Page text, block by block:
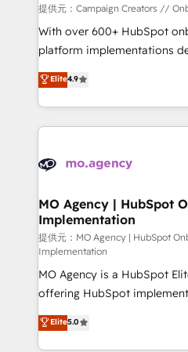
guided implementation and
the CRM platform into your
you like support in
to your needs and sales
certifications, we are part
services are offered in both
提供元：Campaign Creators //
With over 600+ HubSpot
platform implementations
Elite Solutions Partner for
migrate, replatform, and
in high-impact CRM and
onboarding from platforms
WordPress and legacy
architectures that accelerate
performance. - Multi-object CRM migration, cleanup,
and implementation. - Pre-
integrations across your full
object setup, CMS builds,
- Dashboards, lifecycle
nurturing sequences. -
Marketing, Sales,
Elite4.9
MO Agency | HubSpot
Implementation
提供元：MO Agency | HubSpot
Implementation
MO Agency is a HubSpot
offering HubSpot
automation, CRM and
paid media, content
Elite5.0